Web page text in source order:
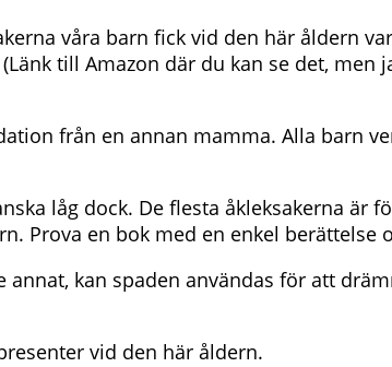
våra barn fick vid den här åldern
(Länk till Amazon där du kan se det, men
från en annan mamma. Alla barn
låg dock. De flesta åkleksakerna är
Prova en bok med en enkel berättelse
kan spaden användas för att
vid den här åldern.